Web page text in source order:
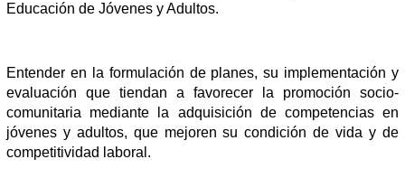
Educación de Jóvenes y Adultos.
Entender en la formulación de planes, su implementación y
evaluación que tiendan a favorecer la promoción socio-
comunitaria mediante la adquisición de competencias en
jóvenes y adultos, que mejoren su condición de vida y de
competitividad laboral.